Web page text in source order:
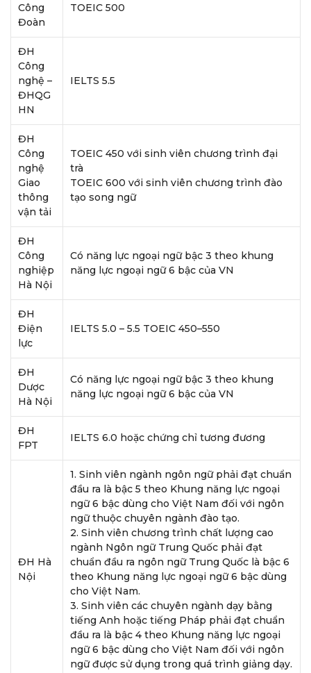
Công
Đoàn
TOEIC 500
ĐH
Công
nghệ –
ĐHQG
HN
IELTS 5.5
ĐH
Công
nghệ
Giao
thông
vận tải
TOEIC 450 với sinh viên chương trình đại
trà
TOEIC 600 với sinh viên chương trình đào
tạo song ngữ
ĐH
Công
nghiệp
Hà Nội
Có năng lực ngoại ngữ bậc 3 theo khung
năng lực ngoại ngữ 6 bậc của VN
ĐH
Điện
lực
IELTS 5.0 – 5.5 TOEIC 450–550
ĐH
Dược
Hà Nội
Có năng lực ngoại ngữ bậc 3 theo khung
năng lực ngoại ngữ 6 bậc của VN
ĐH
FPT
IELTS 6.0 hoặc chứng chỉ tương đương
ĐH Hà
Nội
1. Sinh viên ngành ngôn ngữ phải đạt chuẩn
đầu ra là bậc 5 theo Khung năng lực ngoại
ngữ 6 bậc dùng cho Việt Nam đối với ngôn
ngữ thuộc chuyên ngành đào tạo.
2. Sinh viên chương trình chất lượng cao
ngành Ngôn ngữ Trung Quốc phải đạt
chuẩn đầu ra ngôn ngữ Trung Quốc là bậc 6
theo Khung năng lực ngoại ngữ 6 bậc dùng
cho Việt Nam.
3. Sinh viên các chuyên ngành dạy bằng
tiếng Anh hoặc tiếng Pháp phải đạt chuẩn
đầu ra là bậc 4 theo Khung năng lực ngoại
ngữ 6 bậc dùng cho Việt Nam đối với ngôn
ngữ được sử dụng trong quá trình giảng dạy.